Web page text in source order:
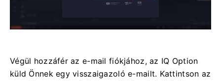
Végül hozzáfér az e-mail fiókjához, az IQ Option
küld Önnek egy visszaigazoló e-mailt. Kattintson az